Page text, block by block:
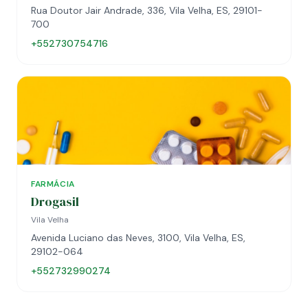
Rua Doutor Jair Andrade, 336, Vila Velha, ES, 29101-
700
+552730754716
FARMÁCIA
Drogasil
Vila Velha
Avenida Luciano das Neves, 3100, Vila Velha, ES,
29102-064
+552732990274